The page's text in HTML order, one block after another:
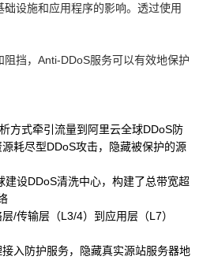
设施和应用程序的影响。透过使用
挡，Anti-DDoS服务可以有效地保护
方式牵引流量到阿里云全球DDoS防
耗尽型DDoS攻击，隐藏被保护的源
设DDoS清洗中心，构建了总带宽超
/传输层（L3/4）到应用层（L7）
入防护服务，隐藏真实源站服务器地